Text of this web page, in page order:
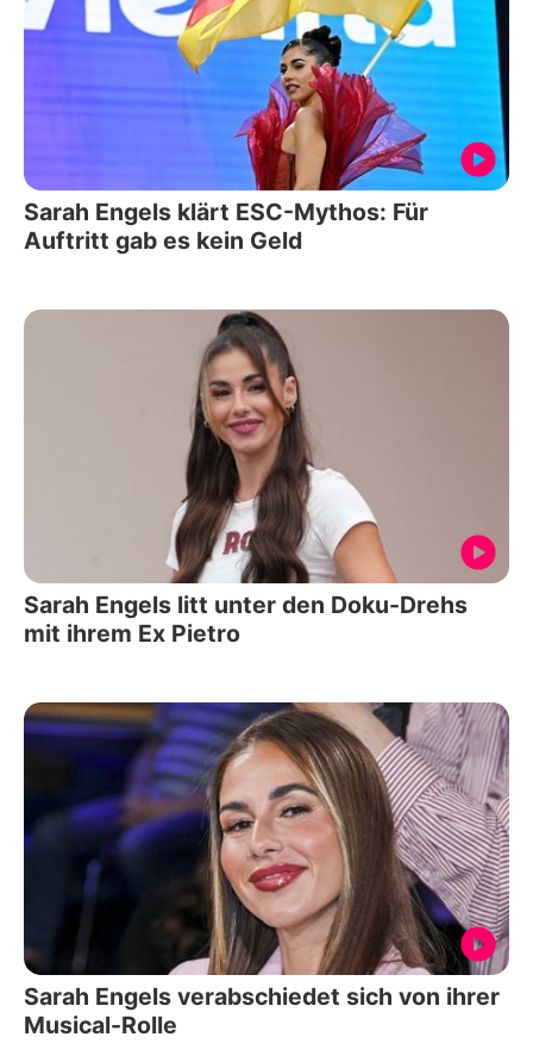
Sarah Engels klärt ESC-Mythos: Für
Auftritt gab es kein Geld
Sarah Engels litt unter den Doku-Drehs
mit ihrem Ex Pietro
Sarah Engels verabschiedet sich von ihrer
Musical-Rolle